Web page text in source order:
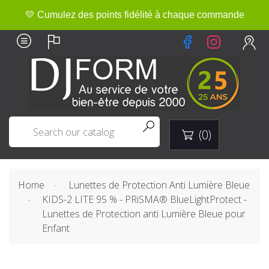
💛 Cumulez des points fidélité à chaque commande


 (0)
Home
Lunettes de Protection Anti Lumière Bleue
KIDS-2 LITE 95 % - PRiSMA® BlueLightProtect -
Lunettes de Protection anti Lumière Bleue pour
Enfant